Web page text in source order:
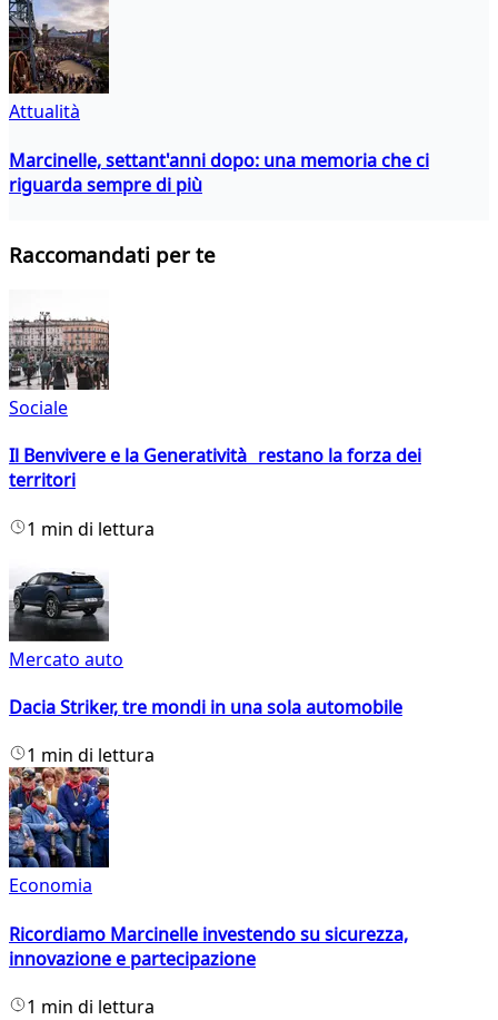
Attualità
Marcinelle, settant'anni dopo: una memoria che ci
riguarda sempre di più
Raccomandati per te
Sociale
Il Benvivere e la Generatività restano la forza dei
territori
1 min di lettura
Mercato auto
Dacia Striker, tre mondi in una sola automobile
1 min di lettura
Economia
Ricordiamo Marcinelle investendo su sicurezza,
innovazione e partecipazione
1 min di lettura